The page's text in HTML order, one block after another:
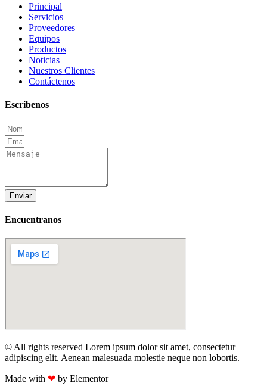
Principal
Servicios
Proveedores
Equipos
Productos
Noticias
Nuestros Clientes
Contáctenos
Escribenos
Enviar
Encuentranos
© All rights reserved Lorem ipsum dolor sit amet, consectetur
adipiscing elit. Aenean malesuada molestie neque non lobortis.
Made with ❤ by Elementor​​